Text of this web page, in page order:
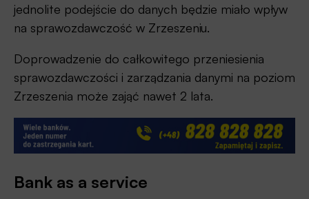
jednolite podejście do danych będzie miało wpływ
na sprawozdawczość w Zrzeszeniu.
Doprowadzenie do całkowitego przeniesienia
sprawozdawczości i zarządzania danymi na poziom
Zrzeszenia może zająć nawet 2 lata.
Bank as a service